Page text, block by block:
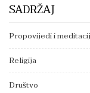
SADRŽAJ
Propovijedi i
Religija
Društvo